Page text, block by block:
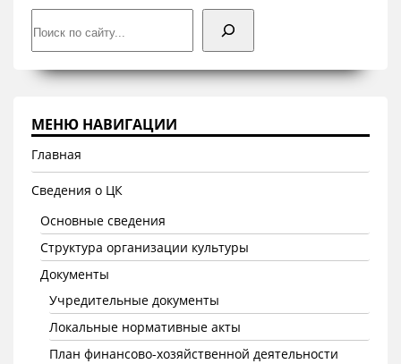
МЕНЮ НАВИГАЦИИ
Главная
Сведения о ЦК
Основные сведения
Структура организации культуры
Документы
Учредительные документы
Локальные нормативные акты
План финансово-хозяйственной деятельности